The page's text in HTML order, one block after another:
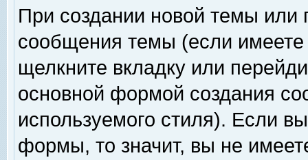
При создании новой темы или
сообщения темы (если
щелкните вкладку или
основной формой создания
используемого стиля). Если
формы, то значит, вы не